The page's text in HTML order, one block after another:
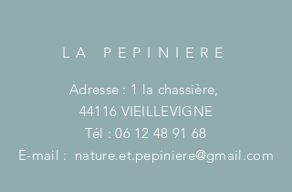
LA PEPINIERE
Adresse : 1 la chassière,
44116 VIEILLEVIGNE
Tél :06 12 48 91 68
E-mail : nature.et.pepiniere@gmail.com